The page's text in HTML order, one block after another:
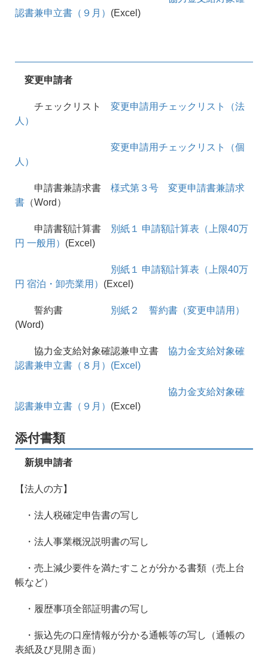
認書兼申立書（９月） (Excel)
変更申請者
チェックリスト 変更申請用チェックリスト（法
人）
変更申請用チェックリスト（個
人）
申請書兼請求書 様式第３号 変更申請書兼請求
書（Word）
申請書額計算書
別紙１ 申請額計算表（上限40万
円 一般用） (Excel)
別紙１ 申請額計算表（上限40万
円 宿泊・卸売業用） (Excel)
誓約書
別紙２ 誓約書（変更申請用）
(Word)
協力金支給対象確認兼申立書 協力金支給対象確
認書兼申立書（８月）(Excel)
協力金支給対象確
認書兼申立書（９月） (Excel)
添付書類
新規申請者
【法人の方】
・法人税確定申告書の写し
・法人事業概況説明書の写し
・売上減少要件を満たすことが分かる書類（売上台
帳など）
・履歴事項全部証明書の写し
・振込先の口座情報が分かる通帳等の写し（通帳の
表紙及び見開き面）